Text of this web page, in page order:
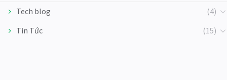
Tech blog
(4)
Tin Tức
(15)